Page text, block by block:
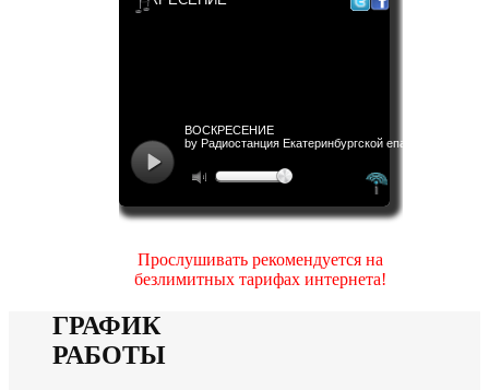
Прослушивать рекомендуется на
безлимитных тарифах интернета!
ГРАФИК
РАБОТЫ